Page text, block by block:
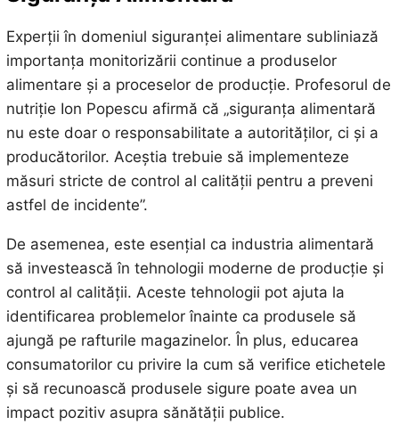
Experții în domeniul siguranței alimentare subliniază
importanța monitorizării continue a produselor
alimentare și a proceselor de producție. Profesorul de
nutriție Ion Popescu afirmă că „siguranța alimentară
nu este doar o responsabilitate a autorităților, ci și a
producătorilor. Aceștia trebuie să implementeze
măsuri stricte de control al calității pentru a preveni
astfel de incidente”.
De asemenea, este esențial ca industria alimentară
să investească în tehnologii moderne de producție și
control al calității. Aceste tehnologii pot ajuta la
identificarea problemelor înainte ca produsele să
ajungă pe rafturile magazinelor. În plus, educarea
consumatorilor cu privire la cum să verifice etichetele
și să recunoască produsele sigure poate avea un
impact pozitiv asupra sănătății publice.